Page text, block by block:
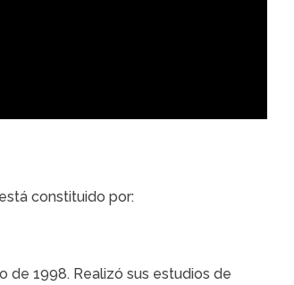
constituido por:
de 1998. Realizó sus estudios de